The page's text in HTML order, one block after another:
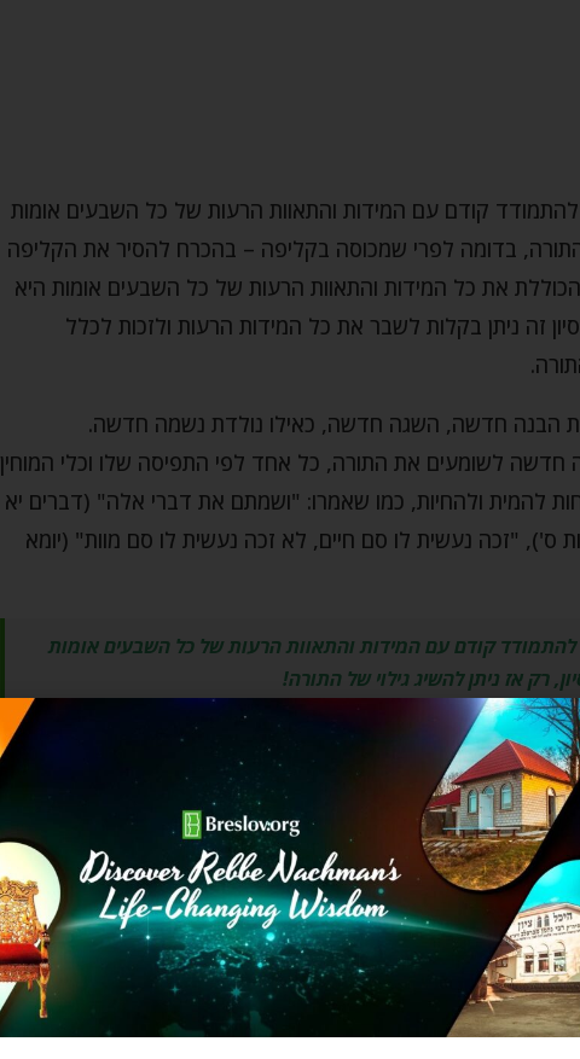
קודם עם המידות והתאוות הרעות של כל השבעים אומות
התורה, בדומה לפרי שמכוסה בקליפה – בהכרח להסיר את הקליפה
את כל המידות והתאוות הרעות של כל השבעים אומות היא
זה ניתן בקלות לשבר את כל המידות הרעות ולזכות לכלל
הבנה חדשה, השגה חדשה, כאילו נולדת נשמה חדשה.
לשומעים את התורה, כל אחד לפי התפיסה שלו וכלי המוחין
להמית ולהחיות, כמו שאמרו: "ושמתם את דברי אלה" (דברים יא
ס'), "זכה נעשית לו סם חיים, לא זכה נעשית לו סם מוות" (יומא
קודם עם המידות והתאוות הרעות של כל השבעים אומות
רק אז ניתן להשיג גילוי של התורה!
יש אדם שנעשה לו נשמה חדשה מהתגלות התורה, ויש אדם
ככל שמחשבתו של האדם נקיה יותר כך גם הוא תופס את
משהו לתוך כלי, אם הכלי יהיה נקי מה שנכניס יהיה נקי, ואם
נקיה וזכה ללא רבב, כאשר המוחין נקיים התורה מוסיפה טהרה
אם המוח של הלומד לא נקי זה משפיע על האופן שבו הוא
לסלף אותם (ליקוטי מוהר"ן ח"א לו).